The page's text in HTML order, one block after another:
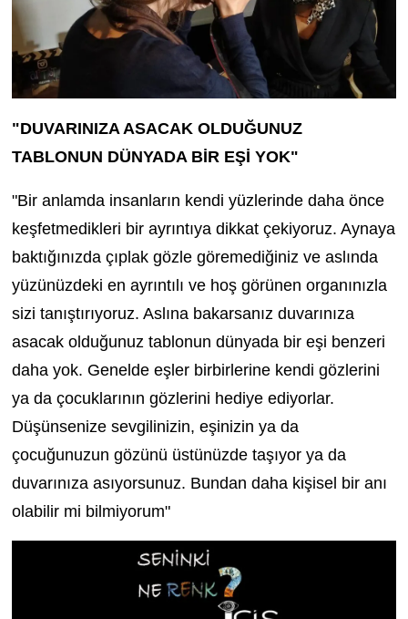
"DUVARINIZA ASACAK OLDUĞUNUZ
TABLONUN DÜNYADA BİR EŞİ YOK"
"Bir anlamda insanların kendi yüzlerinde daha önce
keşfetmedikleri bir ayrıntıya dikkat çekiyoruz. Aynaya
baktığınızda çıplak gözle göremediğiniz ve aslında
yüzünüzdeki en ayrıntılı ve hoş görünen organınızla
sizi tanıştırıyoruz. Aslına bakarsanız duvarınıza
asacak olduğunuz tablonun dünyada bir eşi benzeri
daha yok. Genelde eşler birbirlerine kendi gözlerini
ya da çocuklarının gözlerini hediye ediyorlar.
Düşünsenize sevgilinizin, eşinizin ya da
çocuğunuzun gözünü üstünüzde taşıyor ya da
duvarınıza asıyorsunuz. Bundan daha kişisel bir anı
olabilir mi bilmiyorum"